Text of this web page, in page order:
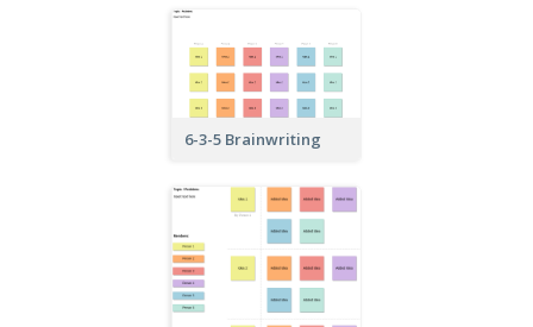
6-3-5 Brainwriting